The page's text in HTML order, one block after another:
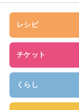
レシピ
チケット
くらし